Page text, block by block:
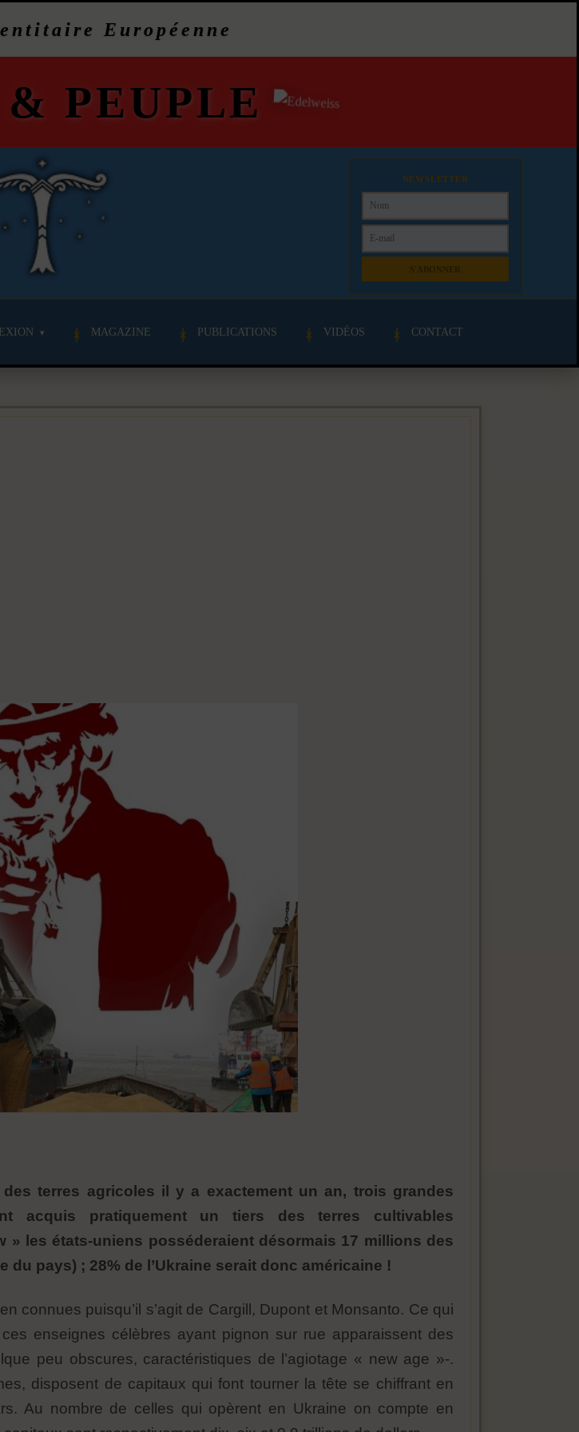
Européenne
& PEUPLE
NEWSLETTER
MAGAZINE PUBLICATIONS VIDÉOS CONTACT
terres agricoles il y a exactement un an, trois grandes
acquis pratiquement un tiers des terres cultivables
» les états-uniens posséderaient désormais 17 millions des
du pays) ; 28% de l’Ukraine serait donc américaine !
connues puisqu’il s’agit de Cargill, Dupont et Monsanto. Ce qui
enseignes célèbres ayant pignon sur rue apparaissent des
peu obscures, caractéristiques de l’agiotage « new age »-.
disposent de capitaux qui font tourner la tête se chiffrant en
Au nombre de celles qui opèrent en Ukraine on compte en